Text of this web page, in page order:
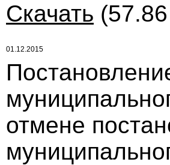
Скачать
01.12.2015
отмене